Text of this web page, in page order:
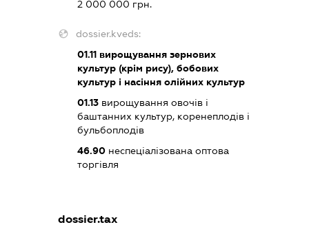
2 000 000 грн.
dossier.kveds:
01.11 вирощування зернових
культур (крім рису), бобових
культур і насіння олійних культур
01.13 вирощування овочів і
баштанних культур, коренеплодів і
бульбоплодів
46.90 неспеціалізована оптова
торгівля
dossier.tax